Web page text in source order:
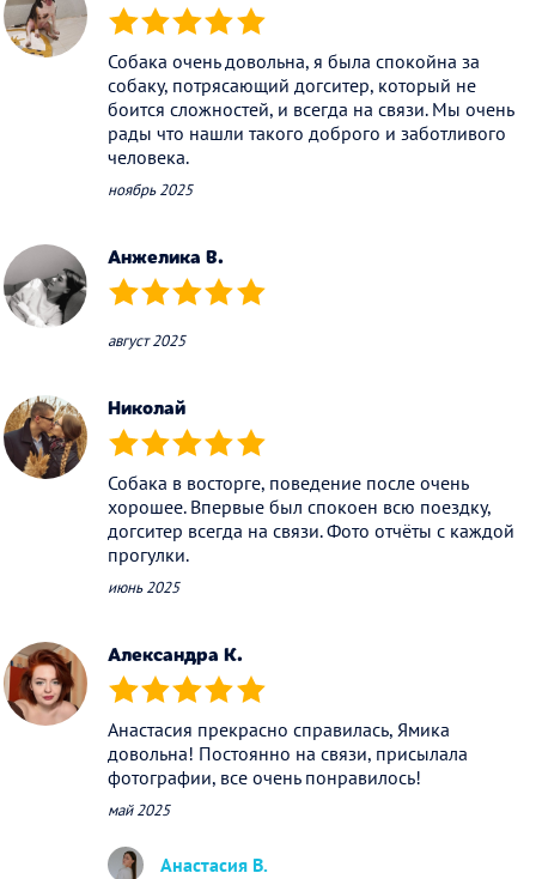
(*) (*) (*) (*) (*)
Собака очень довольна, я была спокойна за
собаку, потрясающий догситер, который не
боится сложностей, и всегда на связи. Мы очень
рады что нашли такого доброго и заботливого
человека.
ноябрь 2025
Анжелика В.
(*) (*) (*) (*) (*)
август 2025
Николай
(*) (*) (*) (*) (*)
Собака в восторге, поведение после очень
хорошее. Впервые был спокоен всю поездку,
догситер всегда на связи. Фото отчёты с каждой
прогулки.
июнь 2025
Александра К.
(*) (*) (*) (*) (*)
Анастасия прекрасно справилась, Ямика
довольна! Постоянно на связи, присылала
фотографии, все очень понравилось!
май 2025
Анастасия В.